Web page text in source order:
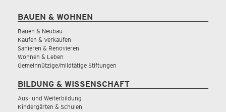
BAUEN & WOHNEN
Bauen & Neubau
Kaufen & Verkaufen
Sanieren & Renovieren
Wohnen & Leben
Gemeinnützige/mildtätige Stiftungen
BILDUNG & WISSENSCHAFT
Aus- und Weiterbildung
Kindergärten & Schulen